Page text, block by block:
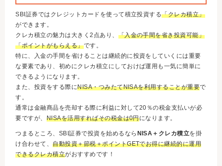
SBI証券ではクレジットカードを使って積立投資する「クレカ積立」
ができます。
クレカ積立の魅力は大きく2点あり、 「入金の手間を省き投資可能」
「ポイントがもらえる」です。
特に、入金の手間を省けることは継続的に投資をしていくには重要
な要素であり、初めにクレカ積立にしておけば運用も一気に簡単に
できるようになります。
また、投資をする際にNISA・つみたてNISAを利用することが重要で
す。
通常は金融商品を売却する際に利益に対して20％の税金支払いが必
要ですが、 NISAを活用すればその税金は0円になります。
つまるところ、SBI証券で投資を始めるなら NISA＋クレカ積立を掛
け合わせて、自動投資＋節税＋ポイントGETでお得に継続的に運用
できるクレカ積立がおすすめです！